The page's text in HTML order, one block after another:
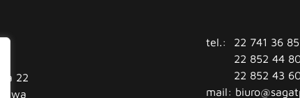
22
tel.:
22 741 36 85
22 852 44
22 852 43
mail: